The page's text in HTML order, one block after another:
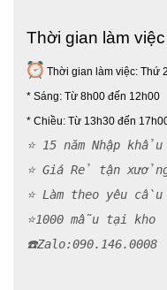
Thời gian làm việc
Thời gian làm việc: Thứ
* Sáng: Từ 8h00 đến 12h00
* Chiều: Từ 13h30 đến
⭐ 15 năm Nhập khẩu
⭐ Giá Rẻ tận
⭐ Làm theo yêu cầu
⭐1000 mẫu tại kho
☎️Zalo:090.146.0008